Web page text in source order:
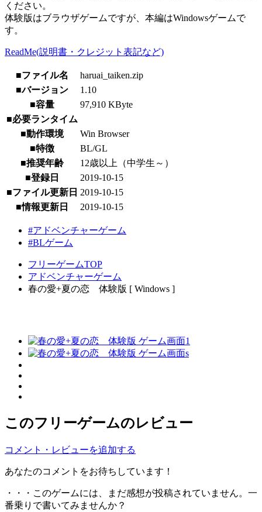
ください。
体験版はブラウザゲームですが、本編はWindowsゲームで
す。
ReadMe(説明書・クレジット表記など)
■ファイル名
haruai_taiken.zip
■バージョン
1.10
■容量
97,910 KByte
■必要ランタイム
■動作環境
Win Browser
■特徴
BL/GL
■推奨年齢
12歳以上（中学生～）
■登録日
2019-10-15
■ファイル更新日 2019-10-15
■情報更新日
2019-10-15
#アドベンチャーゲーム
#BLゲーム
フリーゲームTOP
アドベンチャーゲーム
春の愛+夏の恋 体験版 [ Windows ]
このフリーゲームのレビュー
コメント・レビューを追加する
あなたのコメントをお待ちしています！
・・・このゲームには、まだ感想が投稿されていません。一
番乗りで書いてみませんか？